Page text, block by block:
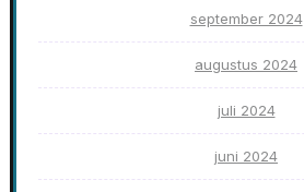
september 2024
augustus 2024
juli 2024
juni 2024